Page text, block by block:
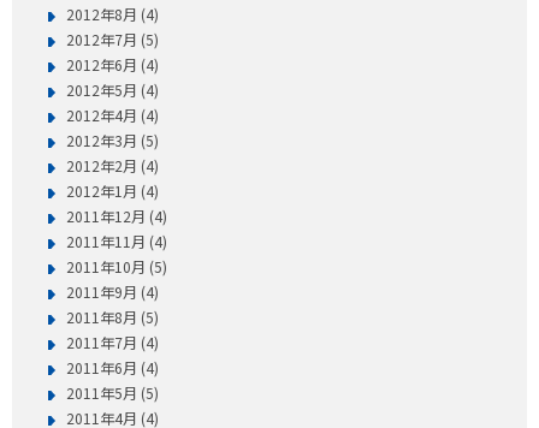
2012年8月 (4)
2012年7月 (5)
2012年6月 (4)
2012年5月 (4)
2012年4月 (4)
2012年3月 (5)
2012年2月 (4)
2012年1月 (4)
2011年12月 (4)
2011年11月 (4)
2011年10月 (5)
2011年9月 (4)
2011年8月 (5)
2011年7月 (4)
2011年6月 (4)
2011年5月 (5)
2011年4月 (4)